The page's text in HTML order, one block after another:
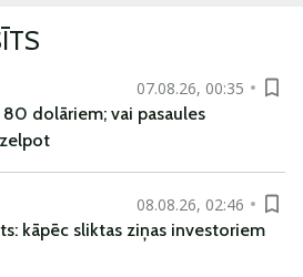
07.08.26, 00:35
dolāriem; vai pasaules
08.08.26, 02:46
kāpēc sliktas ziņas investoriem